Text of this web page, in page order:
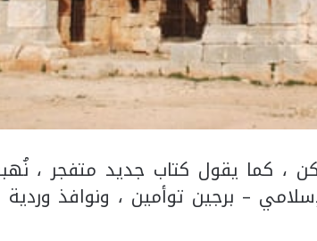
، كما يقول كتاب جديد متفجر ،
– برجين توأمين ، ونوافذ